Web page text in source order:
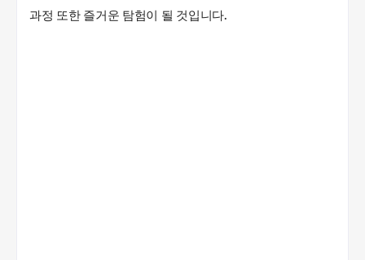
과정 또한 즐거운 탐험이 될 것입니다.